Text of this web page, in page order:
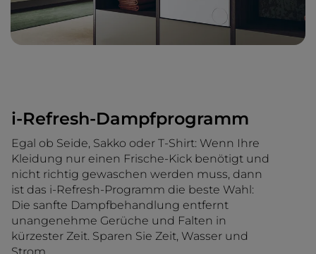
i-Refresh-Dampfprogramm
Egal ob Seide, Sakko oder T-Shirt: Wenn Ihre
Kleidung nur einen Frische-Kick benötigt und
nicht richtig gewaschen werden muss, dann
ist das i-Refresh-Programm die beste Wahl:
Die sanfte Dampfbehandlung entfernt
unangenehme Gerüche und Falten in
kürzester Zeit. Sparen Sie Zeit, Wasser und